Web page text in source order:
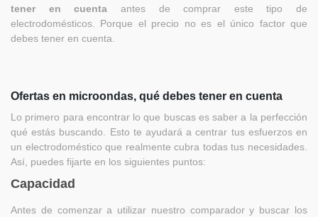
tener en cuenta antes de comprar este tipo de
electrodomésticos. Porque el precio no es el único factor que
debes tener en cuenta.
Ofertas en microondas, qué debes tener en cuenta
Lo primero para encontrar lo que buscas es saber a la perfección
qué estás buscando. Esto te ayudará a centrar tus esfuerzos en
un electrodoméstico que realmente cubra todas tus necesidades.
Así, puedes fijarte en los siguientes puntos:
Capacidad
Antes de comenzar a utilizar nuestro comparador y buscar los